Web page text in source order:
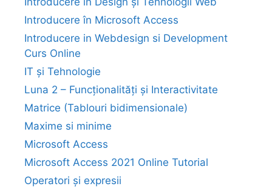
Introducere în Microsoft Access
Introducere in Webdesign si Development
Curs Online
IT și Tehnologie
Luna 2 – Funcționalități și Interactivitate
Matrice (Tablouri bidimensionale)
Maxime si minime
Microsoft Access
Microsoft Access 2021 Online Tutorial
Operatori și expresii